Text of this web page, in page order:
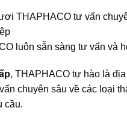
luôn sẵn sàng tư vấn và
, THAPHACO tự hào là
chuyên sâu về các loại
cầu.